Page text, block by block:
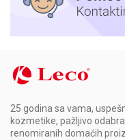
25 godina sa vama,
kozmetike, pažljivo
renomiranih domaćih